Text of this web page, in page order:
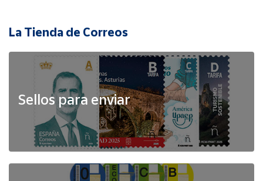
La Tienda de Correos
Sellos para enviar